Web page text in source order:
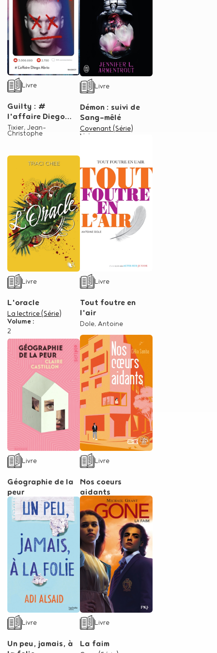
Type de support matériel
Livre
Guilty : #
l'affaire Diego
Abrio
Auteur
Tixier, Jean-
Christophe
Type de support matériel
Livre
Démon : suivi de
Sang-mêlé
Dans la série
Covenant (Série)
Volume :
Type de support matériel
Livre
L'oracle
Dans la série
La lectrice (Série)
Volume :
2
Auteur
Chee, Traci
Type de support matériel
Livre
Tout foutre en
l'air
Auteur
Dole, Antoine
Type de support matériel
Livre
Géographie de la
peur
Auteur
Castillon, Claire
Type de support matériel
Livre
Nos coeurs
aidants
Auteur
Samba, Célia
Type de support matériel
Livre
Un peu, jamais, à
Type de support matériel
Livre
La faim